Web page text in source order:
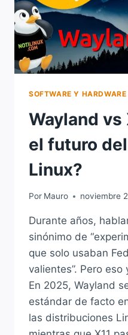
SOFTWARE Y HARDWARE
Wayland vs
el futuro
Linux?
Por Mauro noviembre
Durante años,
sinónimo de
que solo usaban
valientes”. Pero
En 2025, Wayland
estándar de facto
las distribuciones